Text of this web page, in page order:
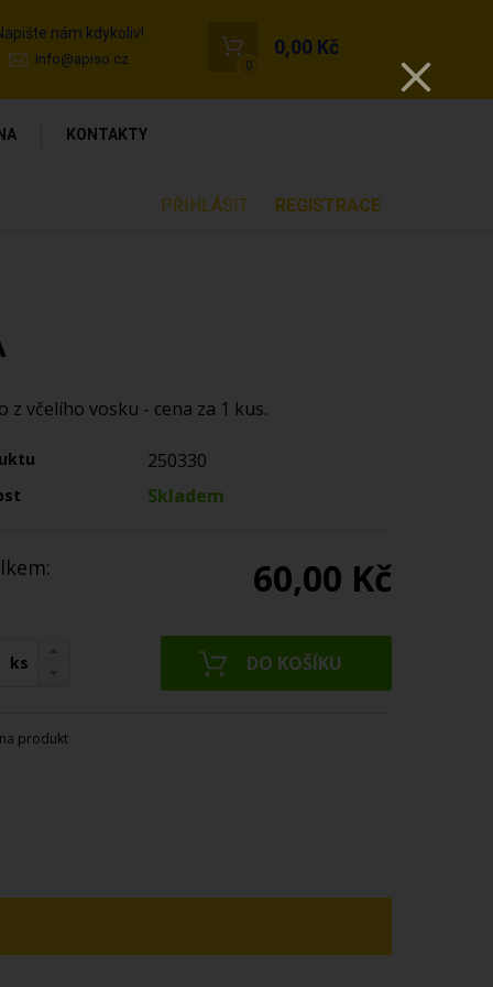
nám kdykoliv!
info@apiso.cz 0
0,00 Kč
KONTAKTY
PŘIHLÁSIT REGISTRACE
z včelího vosku - cena za 1 kus.
250330
Skladem
60,00 Kč
ks
produkt